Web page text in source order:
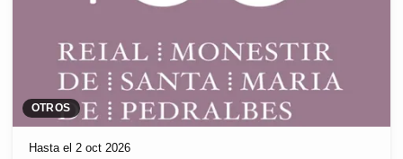
OTROS
Hasta el 2 oct 2026